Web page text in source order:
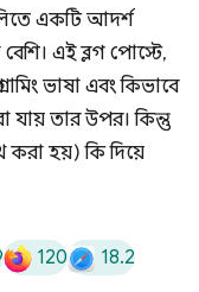
একটি আদর্শ
বেশি। এই ব্লগ পোস্টে,
ভাষা এবং কিভাবে
তার উপর। কিন্তু
করা হয়) কি দিয়ে
120 18.2